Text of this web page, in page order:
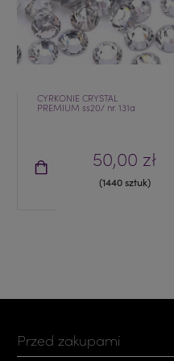
CYRKONIE CRYSTAL
PREMIUM ss20/ nr. 131a
50,00 zł
(1440 sztuk)
Przed zakupami